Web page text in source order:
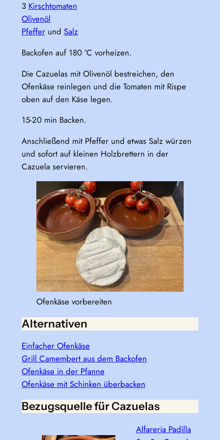
3 Kirschtomaten
Olivenöl
Pfefferund Salz
Backofen auf 180 °C vorheizen.
Die Cazuelas mit Olivenöl bestreichen, den
Ofenkäse reinlegen und die Tomaten mit Rispe
oben auf den Käse legen.
15-20 min Backen.
Anschließend mit Pfeffer und etwas Salz würzen
und sofort auf kleinen Holzbrettern in der
Cazuela servieren.
Ofenkäse vorbereiten
Alternativen
Einfacher Ofenkäse
Grill Camembert aus dem Backofen
Ofenkäse in der Pfanne
Ofenkäse mit Schinken überbacken
Bezugsquelle für Cazuelas
Alfareria Padilla